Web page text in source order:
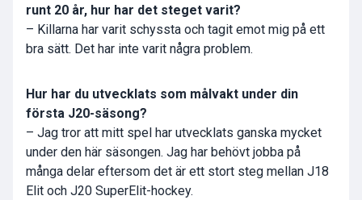
runt 20 år, hur har det steget varit?
– Killarna har varit schyssta och tagit emot mig på ett
bra sätt. Det har inte varit några problem.
Hur har du utvecklats som målvakt under din
första J20-säsong?
– Jag tror att mitt spel har utvecklats ganska mycket
under den här säsongen. Jag har behövt jobba på
många delar eftersom det är ett stort steg mellan J18
Elit och J20 SuperElit-hockey.